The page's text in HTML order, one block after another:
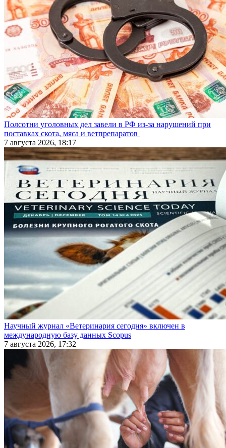
Полсотни уголовных дел завели в РФ из-за нарушений при
поставках скота, мяса и ветпрепаратов
7 августа 2026, 18:17
Научный журнал «Ветеринария сегодня» включен в
международную базу данных Scopus
7 августа 2026, 17:32